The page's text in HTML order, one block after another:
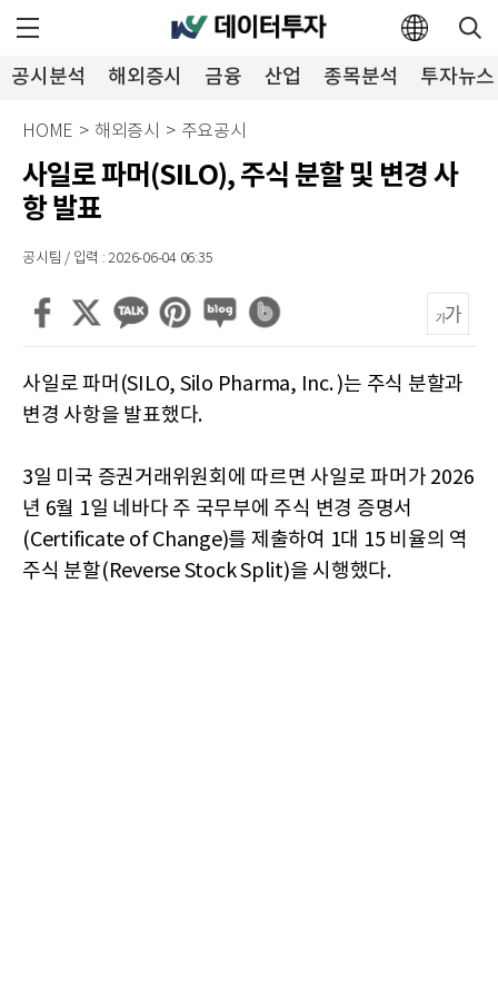
공시분석 해외증시 금융 산업 종목분석 투자뉴스
HOME > 해외증시 > 주요공시
사일로 파머(SILO), 주식 분할 및 변경 사
항 발표
공시팀 / 입력 : 2026-06-04 06:35
사일로 파머(SILO, Silo Pharma, Inc. )는 주식 분할과
변경 사항을 발표했다.
3일 미국 증권거래위원회에 따르면 사일로 파머가 2026
년 6월 1일 네바다 주 국무부에 주식 변경 증명서
(Certificate of Change)를 제출하여 1대 15 비율의 역
주식 분할(Reverse Stock Split)을 시행했다.